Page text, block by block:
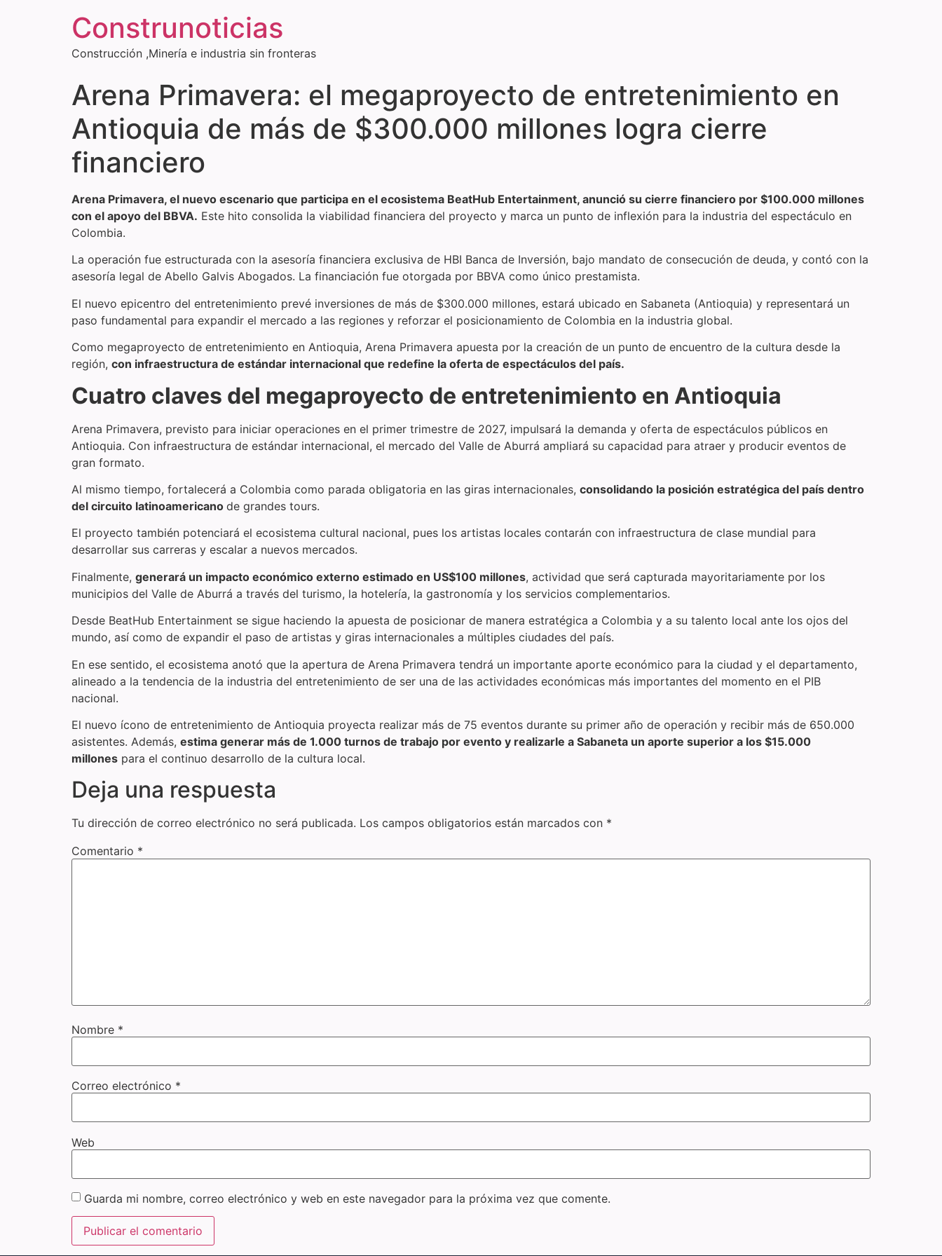
Construnoticias
Construcción ,Minería e industria sin fronteras
Arena Primavera: el megaproyecto de entretenimiento en
Antioquia de más de $300.000 millones logra cierre
financiero
Arena Primavera, el nuevo escenario que participa en el ecosistema BeatHub Entertainment, anunció su cierre financiero por $100.000 millones
con el apoyo del BBVA. Este hito consolida la viabilidad financiera del proyecto y marca un punto de inflexión para la industria del espectáculo en
Colombia.
La operación fue estructurada con la asesoría financiera exclusiva de HBI Banca de Inversión, bajo mandato de consecución de deuda, y contó con la
asesoría legal de Abello Galvis Abogados. La financiación fue otorgada por BBVA como único prestamista.
El nuevo epicentro del entretenimiento prevé inversiones de más de $300.000 millones, estará ubicado en Sabaneta (Antioquia) y representará un
paso fundamental para expandir el mercado a las regiones y reforzar el posicionamiento de Colombia en la industria global.
Como megaproyecto de entretenimiento en Antioquia, Arena Primavera apuesta por la creación de un punto de encuentro de la cultura desde la
región, con infraestructura de estándar internacional que redefine la oferta de espectáculos del país.
Cuatro claves del megaproyecto de entretenimiento en Antioquia
Arena Primavera, previsto para iniciar operaciones en el primer trimestre de 2027, impulsará la demanda y oferta de espectáculos públicos en
Antioquia. Con infraestructura de estándar internacional, el mercado del Valle de Aburrá ampliará su capacidad para atraer y producir eventos de
gran formato.
Al mismo tiempo, fortalecerá a Colombia como parada obligatoria en las giras internacionales, consolidando la posición estratégica del país dentro
del circuito latinoamericano de grandes tours.
El proyecto también potenciará el ecosistema cultural nacional, pues los artistas locales contarán con infraestructura de clase mundial para
desarrollar sus carreras y escalar a nuevos mercados.
Finalmente, generará un impacto económico externo estimado en US$100 millones, actividad que será capturada mayoritariamente por los
municipios del Valle de Aburrá a través del turismo, la hotelería, la gastronomía y los servicios complementarios.
Desde BeatHub Entertainment se sigue haciendo la apuesta de posicionar de manera estratégica a Colombia y a su talento local ante los ojos del
mundo, así como de expandir el paso de artistas y giras internacionales a múltiples ciudades del país.
En ese sentido, el ecosistema anotó que la apertura de Arena Primavera tendrá un importante aporte económico para la ciudad y el departamento,
alineado a la tendencia de la industria del entretenimiento de ser una de las actividades económicas más importantes del momento en el PIB
nacional.
El nuevo ícono de entretenimiento de Antioquia proyecta realizar más de 75 eventos durante su primer año de operación y recibir más de 650.000
asistentes. Además, estima generar más de 1.000 turnos de trabajo por evento y realizarle a Sabaneta un aporte superior a los $15.000
millones para el continuo desarrollo de la cultura local.
Deja una respuesta
Tu dirección de correo electrónico no será publicada. Los campos obligatorios están marcados con *
Comentario *
Nombre *
Correo electrónico *
Web
Guarda mi nombre, correo electrónico y web en este navegador para la próxima vez que comente.